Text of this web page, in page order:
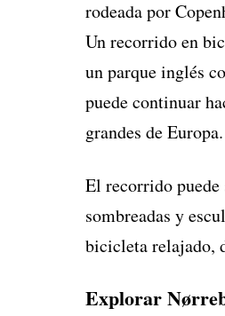
rodeada por
Un recorrido en
un parque inglés
puede continuar
grandes de Europa.
El recorrido puede
sombreadas y
bicicleta relajado,
Explorar